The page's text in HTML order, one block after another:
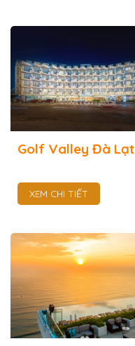
Golf Valley Đà Lạt
XEM CHI TIẾT